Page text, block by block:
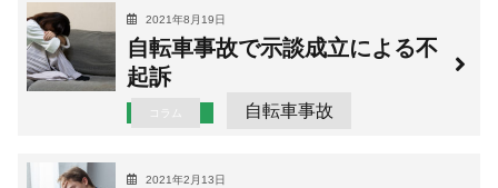
2021年8月19日
自転車事故で示談成立による不
起訴
コラム 自転車事故
2021年2月13日